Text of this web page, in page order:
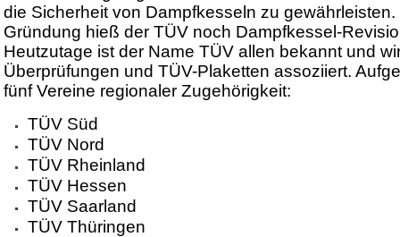
die Sicherheit von Dampfkesseln zu gewährleisten.
Gründung hieß der TÜV noch Dampfkessel-
Heutzutage ist der Name TÜV allen bekannt und
Überprüfungen und TÜV-Plaketten assoziiert.
fünf Vereine regionaler Zugehörigkeit:
TÜV Süd
TÜV Nord
TÜV Rheinland
TÜV Hessen
TÜV Saarland
TÜV Thüringen